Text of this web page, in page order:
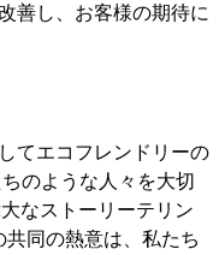
善し、お客様の期待に
てエコフレンドリーの
のような人々を大切
なストーリーテリン
同の熱意は、私たち